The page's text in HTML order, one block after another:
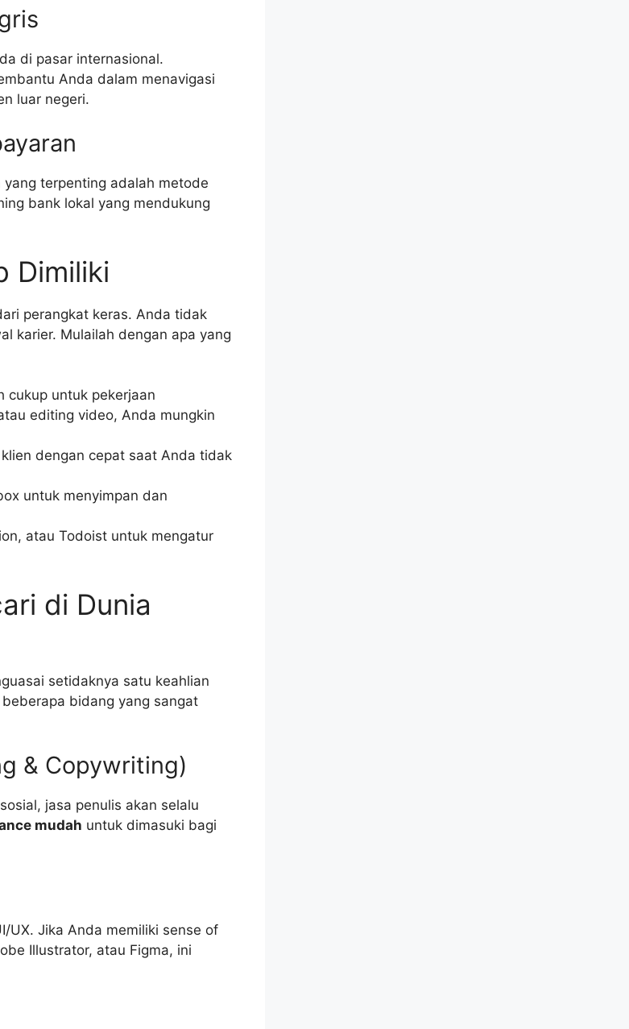
di pasar internasional.
Anda dalam menavigasi
luar negeri.
terpenting adalah metode
bank lokal yang mendukung
Dimiliki
perangkat keras. Anda tidak
karier. Mulailah dengan apa yang
cukup untuk pekerjaan
editing video, Anda mungkin
dengan cepat saat Anda tidak
untuk menyimpan dan
atau Todoist untuk mengatur
di Dunia
setidaknya satu keahlian
bidang yang sangat
& Copywriting)
jasa penulis akan selalu
mudah untuk dimasuki bagi
UX. Jika Anda memiliki sense of
Illustrator, atau Figma, ini